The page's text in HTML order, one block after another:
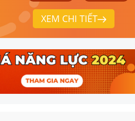
XEM CHI TIẾT